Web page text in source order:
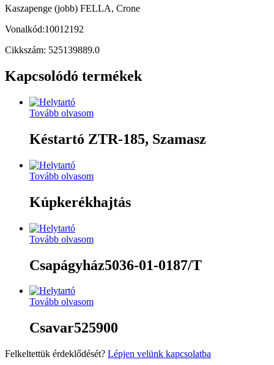
Kaszapenge (jobb) FELLA, Crone
Vonalkód:10012192
Cikkszám: 525139889.0
Kapcsolódó termékek
Tovább olvasom
Késtartó ZTR-185, Szamasz
Tovább olvasom
Kúpkerékhajtás
Tovább olvasom
Csapágyház5036-01-0187/T
Tovább olvasom
Csavar525900
Felkeltettük érdeklődését? Lépjen velünk kapcsolatba